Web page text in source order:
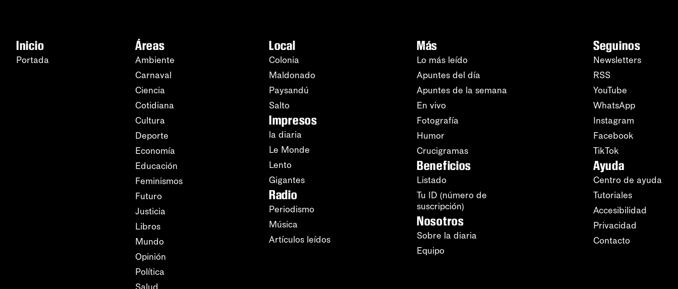
Inicio
Portada
Áreas
Ambiente
Carnaval
Ciencia
Cotidiana
Cultura
Deporte
Economía
Educación
Feminismos
Futuro
Justicia
Libros
Mundo
Opinión
Política
Local
Colonia
Maldonado
Paysandú
Salto
Impresos
la diaria
Le Monde
Lento
Gigantes
Radio
Periodismo
Música
Artículos leídos
Más
Lo más leído
Apuntes del día
Apuntes de la semana
En vivo
Fotografía
Humor
Crucigramas
Beneficios
Listado
Tu ID (número de
suscripción)
Nosotros
Sobre la diaria
Equipo
Seguinos
Newsletters
RSS
YouTube
WhatsApp
Instagram
Facebook
TikTok
Ayuda
Centro de ayuda
Tutoriales
Accesibilidad
Privacidad
Contacto